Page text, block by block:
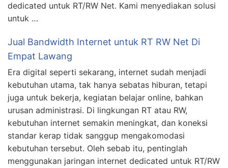
dedicated untuk RT/RW Net. Kami menyediakan solusi
untuk …
Jual Bandwidth Internet untuk RT RW Net Di
Empat Lawang
Era digital seperti sekarang, internet sudah menjadi
kebutuhan utama, tak hanya sebatas hiburan, tetapi
juga untuk bekerja, kegiatan belajar online, bahkan
urusan administrasi. Di lingkungan RT atau RW,
kebutuhan internet semakin meningkat, dan koneksi
standar kerap tidak sanggup mengakomodasi
kebutuhan tersebut. Oleh sebab itu, pentinglah
menggunakan jaringan internet dedicated untuk RT/RW